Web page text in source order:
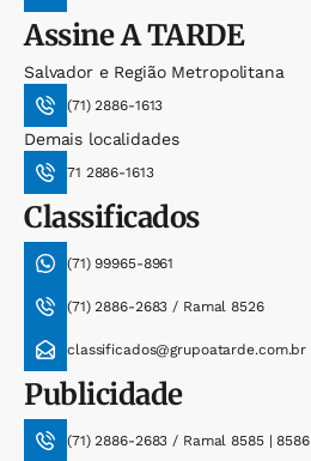
AssineA TARDE
Salvador e Região Metropolitana
(71) 2886-1613
Demais localidades
71 2886-1613
Classificados
(71) 99965-8961
(71) 2886-2683 / Ramal 8526
classificados@grupoatarde.com.br
Publicidade
(71) 2886-2683 / Ramal 8585 | 8586